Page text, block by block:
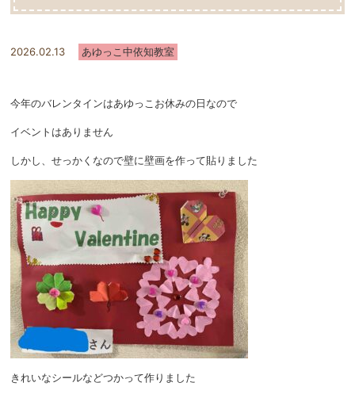
2026.02.13 あゆっこ中依知教室
今年のバレンタインはあゆっこお休みの日なので
イベントはありません
しかし、せっかくなので壁に壁画を作って貼りました
きれいなシールなどつかって作りました